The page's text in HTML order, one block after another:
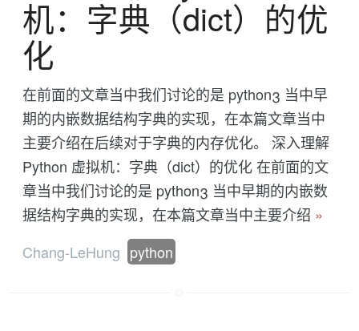
机：字典（dict）的优
化
在前面的文章当中我们讨论的是 python3 当中早
期的内嵌数据结构字典的实现，在本篇文章当中
主要介绍在后续对于字典的内存优化。 深入理解
Python 虚拟机：字典（dict）的优化 在前面的文
章当中我们讨论的是 python3 当中早期的内嵌数
据结构字典的实现，在本篇文章当中主要介绍 »
Chang-LeHung python